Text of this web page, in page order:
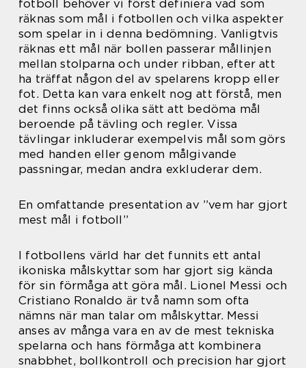
fotboll behöver vi först definiera vad som
räknas som mål i fotbollen och vilka aspekter
som spelar in i denna bedömning. Vanligtvis
räknas ett mål när bollen passerar mållinjen
mellan stolparna och under ribban, efter att
ha träffat någon del av spelarens kropp eller
fot. Detta kan vara enkelt nog att förstå, men
det finns också olika sätt att bedöma mål
beroende på tävling och regler. Vissa
tävlingar inkluderar exempelvis mål som görs
med handen eller genom målgivande
passningar, medan andra exkluderar dem.
En omfattande presentation av ”vem har gjort
mest mål i fotboll”
I fotbollens värld har det funnits ett antal
ikoniska målskyttar som har gjort sig kända
för sin förmåga att göra mål. Lionel Messi och
Cristiano Ronaldo är två namn som ofta
nämns när man talar om målskyttar. Messi
anses av många vara en av de mest tekniska
spelarna och hans förmåga att kombinera
snabbhet, bollkontroll och precision har gjort